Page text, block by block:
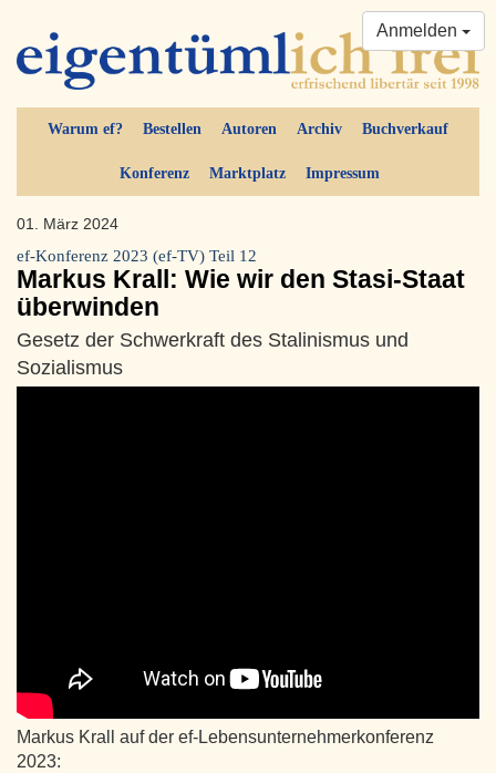
Warum ef? Bestellen Autoren Archiv Buchverkauf
Konferenz Marktplatz Impressum
Anmelden
01. März 2024
ef-Konferenz 2023 (ef-TV) Teil 12
Markus Krall: Wie wir den Stasi-Staat
überwinden
Gesetz der Schwerkraft des Stalinismus und
Sozialismus
Markus Krall auf der ef-Lebensunternehmerkonferenz
2023: